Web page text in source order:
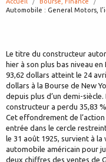
page:
Automobile : General Motors,
Le titre du constructeur
hier à son plus bas niveau
93,62 dollars atteint le 24
dollars à la Bourse de New
depuis plus d’un demi-
constructeur a perdu 35,83
Cet effondrement de
entrée dans le cercle
le 31 août 1925, survient à
automobile américain pour
deux chiffres des ventes de